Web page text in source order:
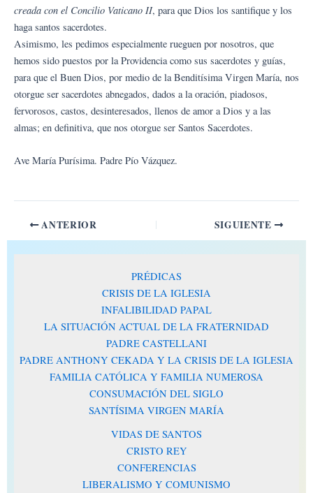
creada con el Concilio Vaticano II, para que Dios los santifique y los
haga santos sacerdotes.
Asimismo, les pedimos especialmente rueguen por nosotros, que
hemos sido puestos por la Providencia como sus sacerdotes y guías,
para que el Buen Dios, por medio de la Benditísima Virgen María, nos
otorgue ser sacerdotes abnegados, dados a la oración, piadosos,
fervorosos, castos, desinteresados, llenos de amor a Dios y a las
almas; en definitiva, que nos otorgue ser Santos Sacerdotes.
Ave María Purísima. Padre Pío Vázquez.
ANTERIOR SIGUIENTE
PRÉDICAS
CRISIS DE LA IGLESIA
INFALIBILIDAD PAPAL
LA SITUACIÓN ACTUAL DE LA FRATERNIDAD
PADRE CASTELLANI
PADRE ANTHONY CEKADA Y LA CRISIS DE LA IGLESIA
FAMILIA CATÓLICA Y FAMILIA NUMEROSA
CONSUMACIÓN DEL SIGLO
SANTÍSIMA VIRGEN MARÍA
VIDAS DE SANTOS
CRISTO REY
CONFERENCIAS
LIBERALISMO Y COMUNISMO